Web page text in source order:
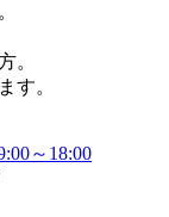
。
す。
～18:00